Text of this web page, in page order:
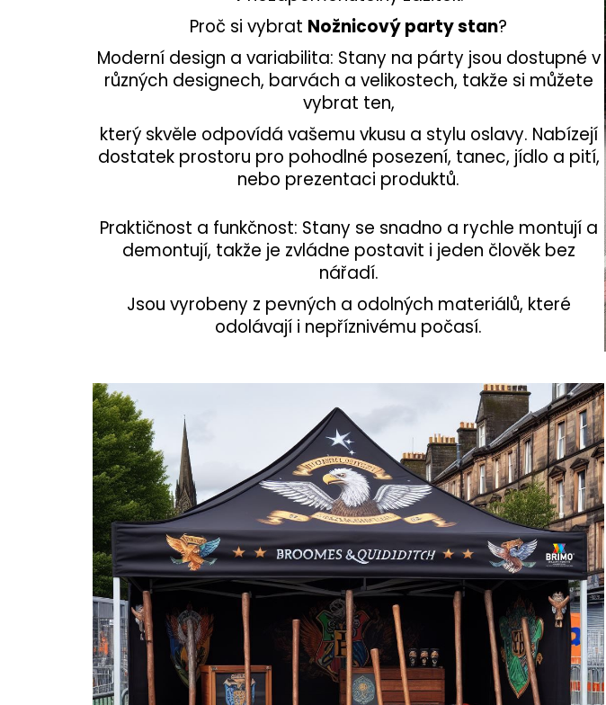
Proč si vybrat Nožnicový party stan?
Moderní design a variabilita: Stany na párty jsou dostupné v
různých designech, barvách a velikostech, takže si můžete
vybrat ten,
který skvěle odpovídá vašemu vkusu a stylu oslavy. Nabízejí
dostatek prostoru pro pohodlné posezení, tanec, jídlo a pití,
nebo prezentaci produktů.
Praktičnost a funkčnost: Stany se snadno a rychle montují a
demontují, takže je zvládne postavit i jeden člověk bez
nářadí.
Jsou vyrobeny z pevných a odolných materiálů, které
odolávají i nepříznivému počasí.